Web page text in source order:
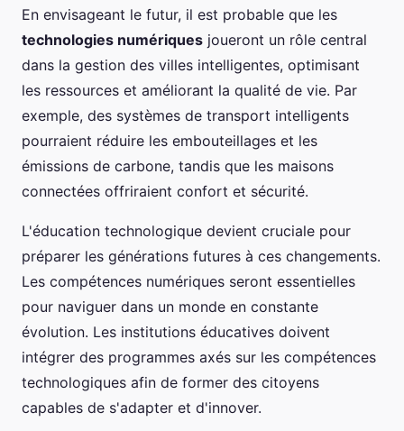
En envisageant le futur, il est probable que les
technologies numériques joueront un rôle central
dans la gestion des villes intelligentes, optimisant
les ressources et améliorant la qualité de vie. Par
exemple, des systèmes de transport intelligents
pourraient réduire les embouteillages et les
émissions de carbone, tandis que les maisons
connectées offriraient confort et sécurité.
L'éducation technologique devient cruciale pour
préparer les générations futures à ces changements.
Les compétences numériques seront essentielles
pour naviguer dans un monde en constante
évolution. Les institutions éducatives doivent
intégrer des programmes axés sur les compétences
technologiques afin de former des citoyens
capables de s'adapter et d'innover.